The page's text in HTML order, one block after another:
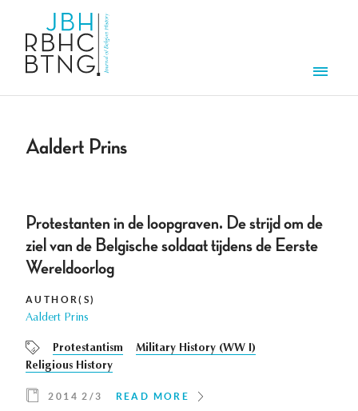
Aaldert Prins
Protestanten in de loopgraven. De strijd om de
ziel van de Belgische soldaat tijdens de Eerste
Wereldoorlog
AUTHOR(S)
Aaldert Prins
Protestantism
Military History (WW I)
Religious History
2014 2/3 READ MORE